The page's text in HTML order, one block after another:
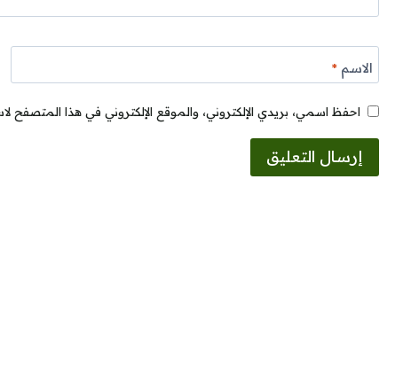
الاسم*
احفظ اسمي، بريدي الإلكتروني، والموقع الإلكتروني في هذا المتصفح